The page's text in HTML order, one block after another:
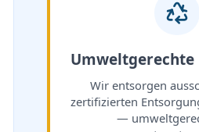
Umweltgerechte
Wir entsorgen
zertifizierten
—